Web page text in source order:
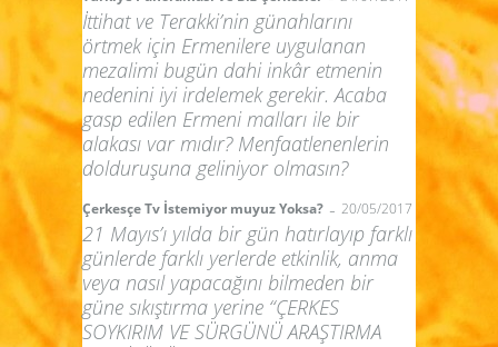
İttihat ve Terakki’nin günahlarını
örtmek için Ermenilere uygulanan
mezalimi bugün dahi inkâr etmenin
nedenini iyi irdelemek gerekir. Acaba
gasp edilen Ermeni malları ile bir
alakası var mıdır? Menfaatlenenlerin
dolduruşuna geliniyor olmasın?
Çerkesçe Tv İstemiyor muyuz Yoksa? - 20/05/2017
21 Mayıs’ı yılda bir gün hatırlayıp farklı
günlerde farklı yerlerde etkinlik, anma
veya nasıl yapacağını bilmeden bir
güne sıkıştırma yerine “ÇERKES
SOYKIRIM VE SÜRGÜNÜ ARAŞTIRMA